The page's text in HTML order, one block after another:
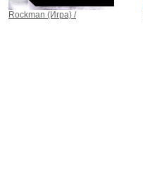
Rockman (Игра) /